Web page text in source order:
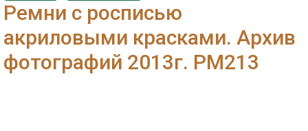
Ремни с росписью
акриловыми красками. Архив
фотографий 2013г. РМ213